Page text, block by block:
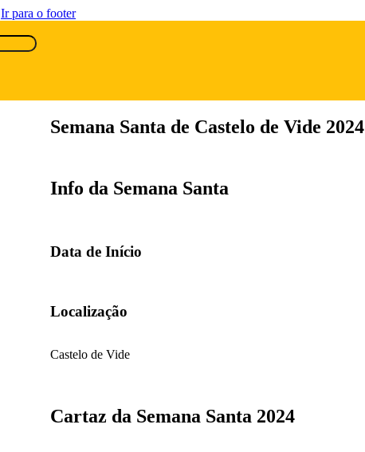
Ir para o footer
Semana Santa de Castelo de Vide 2024
Info da Semana Santa
Data de Início
Localização
Castelo de Vide
Cartaz da Semana Santa 2024